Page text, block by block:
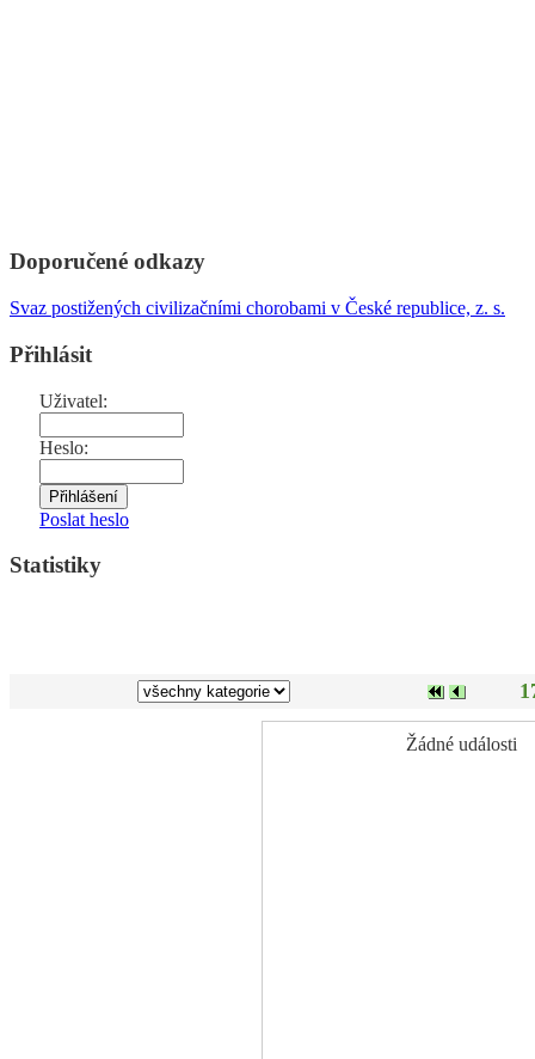
Doporučené odkazy
Svaz postižených civilizačními chorobami v České republice, z. s.
Přihlásit
Uživatel:
Heslo:
Poslat heslo
Statistiky
Žádné události